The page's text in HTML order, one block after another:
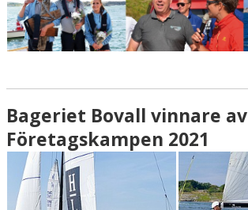
Bageriet Bovall vinnare av
Företagskampen 2021